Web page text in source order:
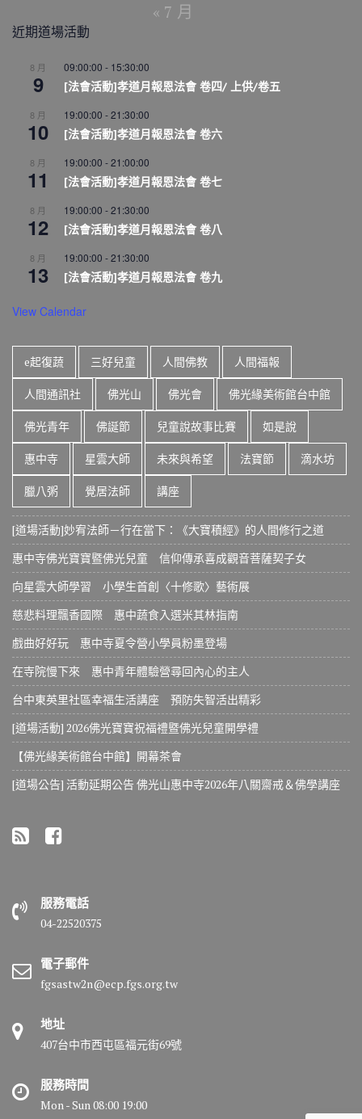
« 7 月
近期道場活動
8 月
9
09:00:00 - 15:30:00
[法會活動]孝道月報恩法會 卷四/ 上供/卷五
8 月
10
19:00:00 -21:30:00
[法會活動]孝道月報恩法會 卷六
8 月
11
19:00:00 -21:00:00
[法會活動]孝道月報恩法會 卷七
8 月
12
19:00:00 -21:30:00
[法會活動]孝道月報恩法會 卷八
8 月
13
19:00:00 -21:30:00
[法會活動]孝道月報恩法會 卷九
View Calendar
e起復蔬 三好兒童 人間佛教 人間福報
人間通訊社 佛光山 佛光會 佛光緣美術館台中館
佛光青年 佛誕節 兒童說故事比賽 如是說
惠中寺 星雲大師 未來與希望 法寶節 滴水坊
臘八粥 覺居法師 講座
[道場活動]妙宥法師－行在當下：《大寶積經》的人間修行之道
惠中寺佛光寶寶暨佛光兒童 信仰傳承喜成觀音菩薩契子女
向星雲大師學習 小學生首創〈十修歌〉藝術展
慈悲料理飄香國際 惠中蔬食入選米其林指南
戲曲好好玩 惠中寺夏令營小學員粉墨登場
在寺院慢下來 惠中青年體驗營尋回內心的主人
台中東英里社區幸福生活講座 預防失智活出精彩
[道場活動] 2026佛光寶寶祝福禮暨佛光兒童開學禮
【佛光緣美術館台中館】開幕茶會
[道場公告] 活動延期公告 佛光山惠中寺2026年八關齋戒＆佛學講座
服務電話
04-22520375
電子郵件
fgsastw2n@ecp.fgs.org.tw
地址
407台中市西屯區福元街69號
服務時間
Mon - Sun 08:00 19:00